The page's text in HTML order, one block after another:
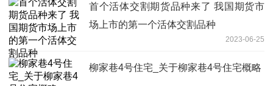
首个活体交割期货品种来了 我国期货市
场上市的第一个活体交割品种
2023-06-25
柳家巷4号住宅_关于柳家巷4号住宅概略